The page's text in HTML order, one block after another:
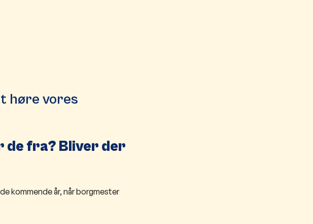
høre vores
de fra? Bliver der
kommende år, når borgmester